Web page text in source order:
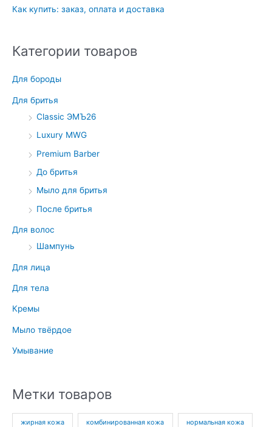
Как купить: заказ, оплата и доставка
Категории товаров
Для бороды
Для бритья
Classic ЭМЪ26
Luxury MWG
Premium Barber
До бритья
Мыло для бритья
После бритья
Для волос
Шампунь
Для лица
Для тела
Кремы
Мыло твёрдое
Умывание
Метки товаров
жирная кожа комбинированная кожа нормальная кожа